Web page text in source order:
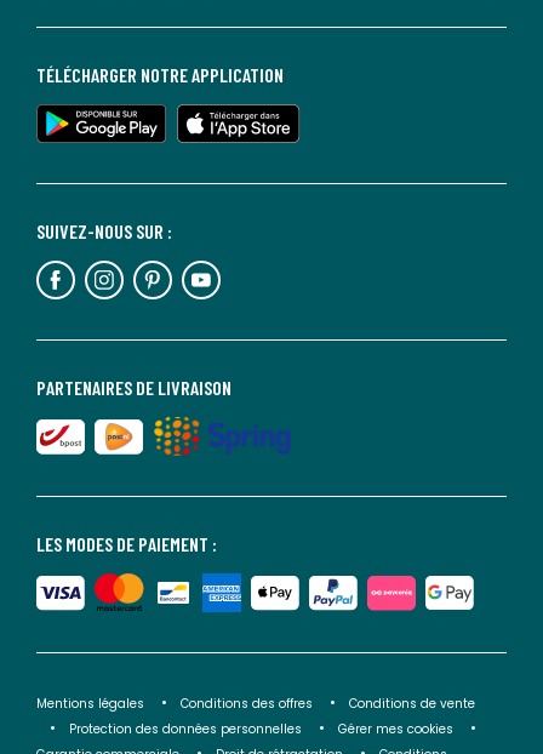
LES MODES DE PAIEMENT :
PARTENAIRES DE LIVRAISON
SUIVEZ-NOUS SUR :
TÉLÉCHARGER NOTRE APPLICATION
Mentions légales Conditions des offres
Conditions de vente
Protection des données personnelles
Gérer mes cookies